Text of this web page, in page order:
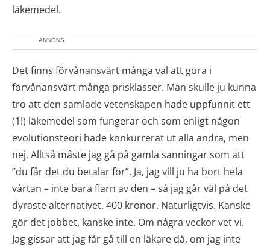
läkemedel.
ANNONS
Det finns förvånansvärt många val att göra i
förvånansvärt många prisklasser. Man skulle ju kunna
tro att den samlade vetenskapen hade uppfunnit ett
(1!) läkemedel som fungerar och som enligt någon
evolutionsteori hade konkurrerat ut alla andra, men
nej. Alltså måste jag gå på gamla sanningar som att
”du får det du betalar för”. Ja, jag vill ju ha bort hela
vårtan – inte bara flarn av den – så jag går väl på det
dyraste alternativet. 400 kronor. Naturligtvis. Kanske
gör det jobbet, kanske inte. Om några veckor vet vi.
Jag gissar att jag får gå till en läkare då, om jag inte